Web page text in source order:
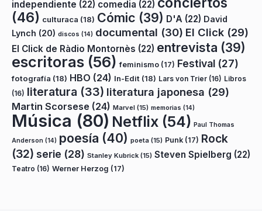
independiente (22) comedia (22)
(46) culturaca (18) Cómic (39) D'A (22) David
Lynch (20) discos (14) documental (30) El Click (29)
El Click de Ràdio Montornès (22) entrevista (39)
escritoras (56) feminismo (17) Festival (27)
fotografía (18) HBO (24) In-Edit (18) Lars von Trier (16) Libros
(16) literatura (33) literatura japonesa (29)
Martin Scorsese (24) Marvel (15) memorias (14)
Música (80) Netflix (54) Paul Thomas
Anderson (14) poesía (40) poeta (15) Punk (17) Rock
(32) serie (28) Stanley Kubrick (15) Steven Spielberg (22)
Teatro (16) Werner Herzog (17)